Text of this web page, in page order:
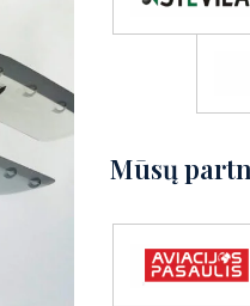
Mūsų